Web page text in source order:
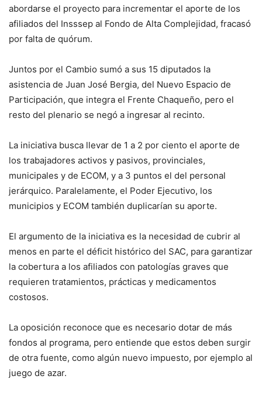
abordarse el proyecto para incrementar el aporte de los
afiliados del Insssep al Fondo de Alta Complejidad, fracasó
por falta de quórum.
Juntos por el Cambio sumó a sus 15 diputados la
asistencia de Juan José Bergia, del Nuevo Espacio de
Participación, que integra el Frente Chaqueño, pero el
resto del plenario se negó a ingresar al recinto.
La iniciativa busca llevar de 1 a 2 por ciento el aporte de
los trabajadores activos y pasivos, provinciales,
municipales y de ECOM, y a 3 puntos el del personal
jerárquico. Paralelamente, el Poder Ejecutivo, los
municipios y ECOM también duplicarían su aporte.
El argumento de la iniciativa es la necesidad de cubrir al
menos en parte el déficit histórico del SAC, para garantizar
la cobertura a los afiliados con patologías graves que
requieren tratamientos, prácticas y medicamentos
costosos.
La oposición reconoce que es necesario dotar de más
fondos al programa, pero entiende que estos deben surgir
de otra fuente, como algún nuevo impuesto, por ejemplo al
juego de azar.